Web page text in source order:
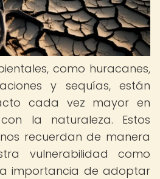
como huracanes,
y sequías, están
cada vez mayor en
la naturaleza. Estos
recuerdan de manera
vulnerabilidad como
importancia de adoptar